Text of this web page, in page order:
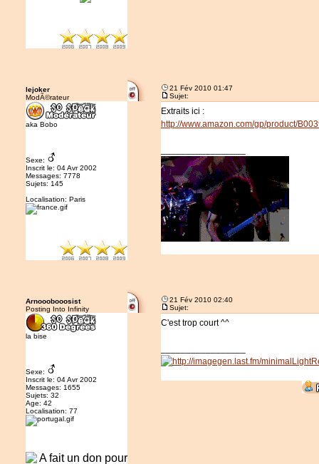
lejoker
ModÃ©rateur
aka Bobo
Sexe:
Inscrit le: 04 Avr 2002
Messages: 7778
Sujets: 145
Localisation: Paris
21 Fév 2010 01:47
Sujet:
Extraits ici :
http://www.amazon.com/gp/product/
Arnooobooosist
Posting Into Infinity
la bise
Sexe:
Inscrit le: 04 Avr 2002
Messages: 1655
Sujets: 32
Age: 42
Localisation: 77
21 Fév 2010 02:40
Sujet:
C'est trop court ^^